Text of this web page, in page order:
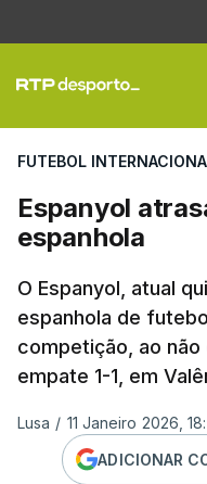
FUTEBOL
Espanyol
espanhola
O Espanyol, atual
espanhola de
competição, ao
empate 1-1, em
Lusa / 11 Janeiro 2026,
ADICIONAR